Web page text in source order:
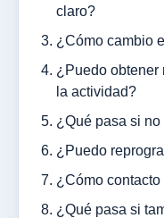
claro?
¿Cómo cambio
¿Puedo obtener
la actividad?
¿Qué pasa si
¿Puedo
¿Cómo
¿Qué pasa si